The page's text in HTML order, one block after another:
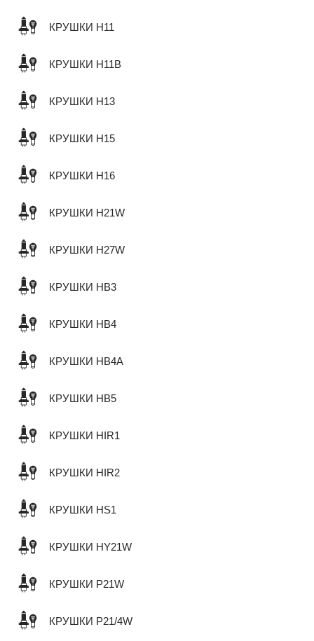
КРУШКИ H11
КРУШКИ H11B
КРУШКИ H13
КРУШКИ H15
КРУШКИ H16
КРУШКИ H21W
КРУШКИ H27W
КРУШКИ HB3
КРУШКИ HB4
КРУШКИ HB4A
КРУШКИ HB5
КРУШКИ HIR1
КРУШКИ HIR2
КРУШКИ HS1
КРУШКИ HY21W
КРУШКИ P21W
КРУШКИ P21/4W